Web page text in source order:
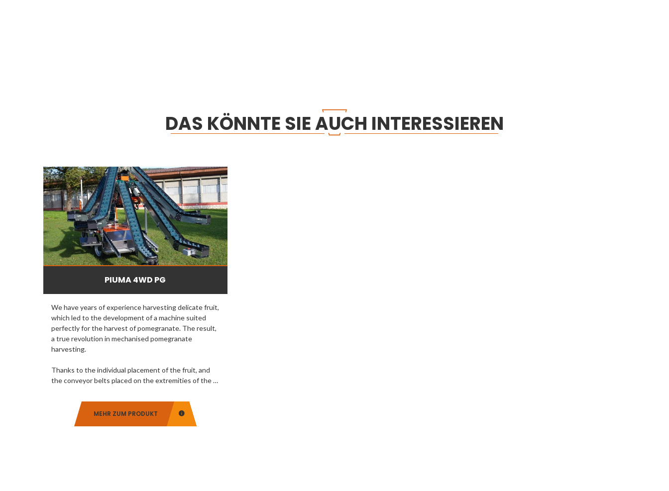
DAS KÖNNTE SIE AUCH INTERESSIEREN
PIUMA 4WD PG
We have years of experience harvesting delicate fruit,
which led to the development of a machine suited
perfectly for the harvest of pomegranate. The result,
a true revolution in mechanised pomegranate
harvesting.
Thanks to the individual placement of the fruit, and
the conveyor belts placed on the extremities of the …
MEHR ZUM PRODUKT